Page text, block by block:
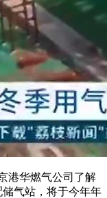
华燃气公司了解
气站，将于今年年